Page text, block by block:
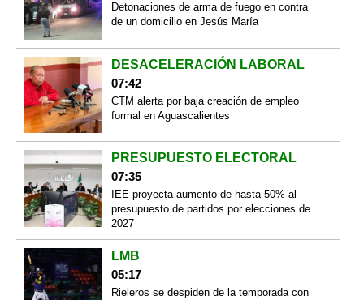
Detonaciones de arma de fuego en contra
de un domicilio en Jesús María
DESACELERACIÓN LABORAL
07:42
CTM alerta por baja creación de empleo
formal en Aguascalientes
PRESUPUESTO ELECTORAL
07:35
IEE proyecta aumento de hasta 50% al
presupuesto de partidos por elecciones de
2027
LMB
05:17
Rieleros se despiden de la temporada con